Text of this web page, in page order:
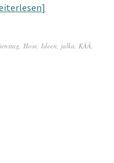
, Hose, Ideen, jalka, KÄÄ,